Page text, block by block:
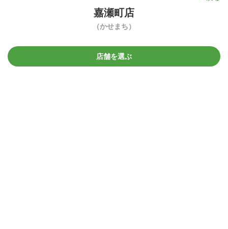
嘉瀬町店
（かせまち）
店舗を選ぶ